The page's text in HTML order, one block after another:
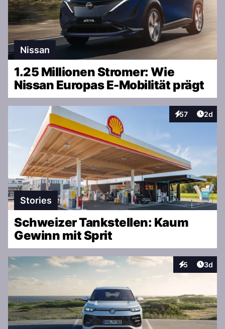
Nissan
1.25 Millionen Stromer: Wie
Nissan Europas E-Mobilität prägt
57
Interaktionen
2d
Stories
Schweizer Tankstellen: Kaum
Gewinn mit Sprit
5
Interaktionen
3d